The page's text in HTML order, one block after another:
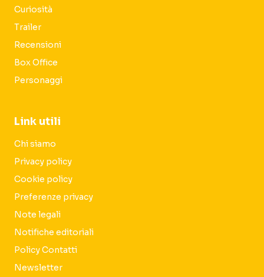
Curiosità
Trailer
Recensioni
Box Office
Personaggi
Link utili
Chi siamo
Privacy policy
Cookie policy
Preferenze privacy
Note legali
Notifiche editoriali
Policy Contatti
Newsletter